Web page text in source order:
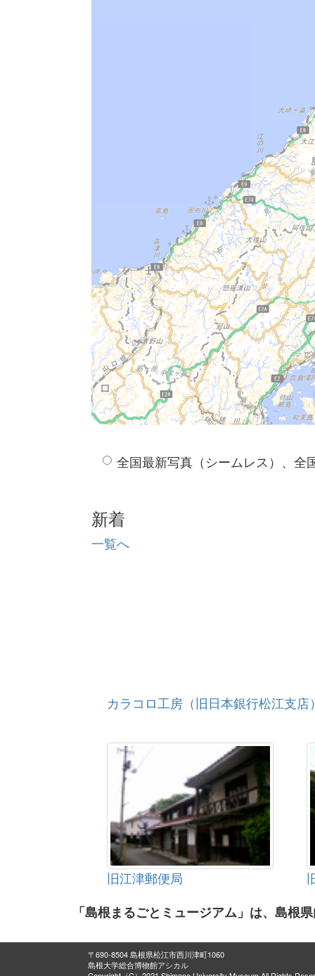
全国最新写真（シームレス）、全
新着
一覧へ
カラコロ工房（旧日本銀行松江支店
旧江津郵便局
「島根まるごとミュージアム」は、島根
〒690-8504 島根県松江市西川津町1060
島根大学総合博物館アシカル